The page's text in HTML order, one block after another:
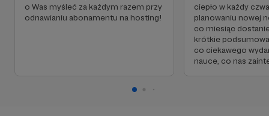
o Was myśleć za każdym razem przy
odnawianiu abonamentu na hosting!
ciepło w każdy
planowaniu nowej
co miesiąc
krótkie
co ciekawego
nauce, co nas